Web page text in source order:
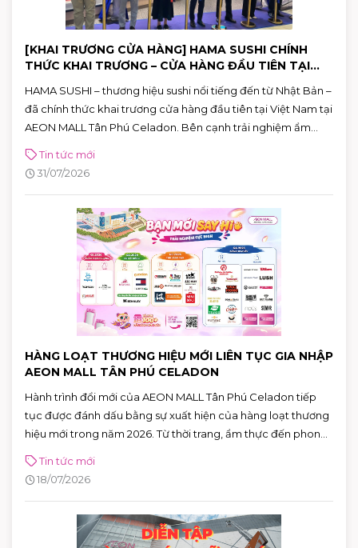
[KHAI TRƯƠNG CỬA HÀNG] HAMA SUSHI CHÍNH
THỨC KHAI TRƯƠNG – CỬA HÀNG ĐẦU TIÊN TẠI
HAMA SUSHI – thương hiệu sushi nổi tiếng đến từ Nhật Bản –
đã chính thức khai trương cửa hàng đầu tiên tại Việt Nam tại
AEON MALL Tân Phú Celadon. Bên cạnh trải nghiệm ẩm
hoạt động đặc biệt và nhận nhiều phần quà hấp dẫn đến hết
ngày 02/08.
Tin tức mới
31/07/2026
HÀNG LOẠT THƯƠNG HIỆU MỚI LIÊN TỤC GIA NHẬP
AEON MALL TÂN PHÚ CELADON
Hành trình đổi mới của AEON MALL Tân Phú Celadon tiếp
tục được đánh dấu bằng sự xuất hiện của hàng loạt thương
hiệu mới trong năm 2026. Từ thời trang, ẩm thực đến phong
mang đến những trải nghiệm mua sắm và giải trí ngày càng
đa dạng cho khách hàng.
Tin tức mới
18/07/2026